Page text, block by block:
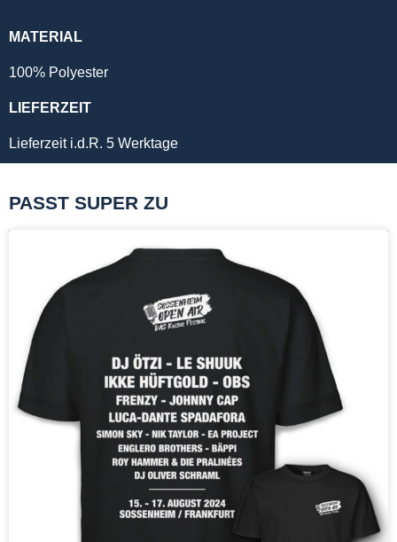
MATERIAL
100% Polyester
LIEFERZEIT
Lieferzeit i.d.R. 5 Werktage
PASST SUPER ZU